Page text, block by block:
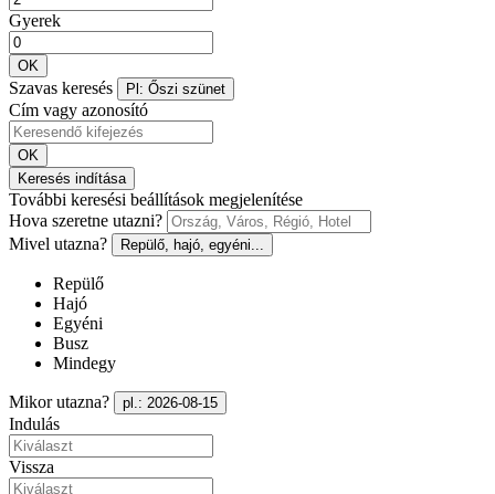
Gyerek
OK
Szavas keresés Pl: Őszi szünet
Cím vagy azonosító
OK
Keresés indítása
További keresési beállítások megjelenítése
Hova szeretne utazni?
Mivel utazna?
Repülő, hajó, egyéni...
Repülő
Hajó
Egyéni
Busz
Mindegy
Mikor utazna? pl.: 2026-08-15
Indulás
Vissza